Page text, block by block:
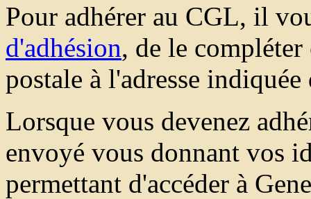
Pour adhérer au CGL, il
d'adhésion, de le
postale à l'adresse indiquée
Lorsque vous devenez
envoyé vous donnant vos
permettant d'accéder à